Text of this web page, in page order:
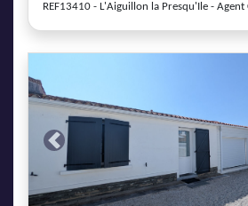
REF13410 - L'Aiguillon la Presqu'Ile - Agent
Previous